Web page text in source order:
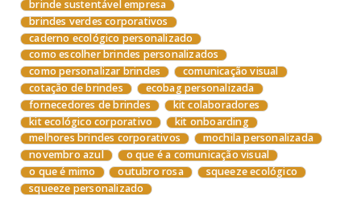
brinde sustentável empresa
brindes verdes corporativos
caderno ecológico personalizado
como escolher brindes personalizados
como personalizar brindes
comunicação visual
cotação de brindes
ecobag personalizada
fornecedores de brindes
kit colaboradores
kit ecológico corporativo
kit onboarding
melhores brindes corporativos
mochila personalizada
novembro azul
o que é a comunicação visual
o que é mimo
outubro rosa
squeeze ecológico
squeeze personalizado